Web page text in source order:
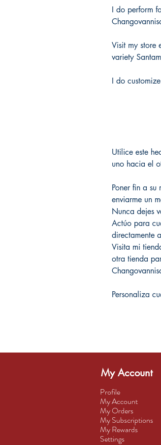
I do perform
Visit my store
variety
I do
Utilice este
uno hacia el
Poner fin a
enviarme un
Nunca dejes
Actúo para
directamente
Visita mi
otra tienda
Personaliza
My Account
Profile
My Account
My Orders
My Subscriptions
My Rewards
Settings